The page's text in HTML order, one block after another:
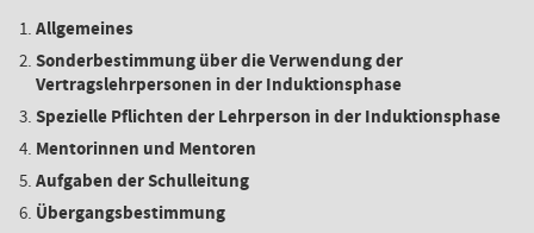
Allgemeines
Sonderbestimmung über die Verwendung der
Vertragslehrpersonen in der Induktionsphase
Spezielle Pflichten der Lehrperson in der Induktionsphase
Mentorinnen und Mentoren
Aufgaben der Schulleitung
Übergangsbestimmung